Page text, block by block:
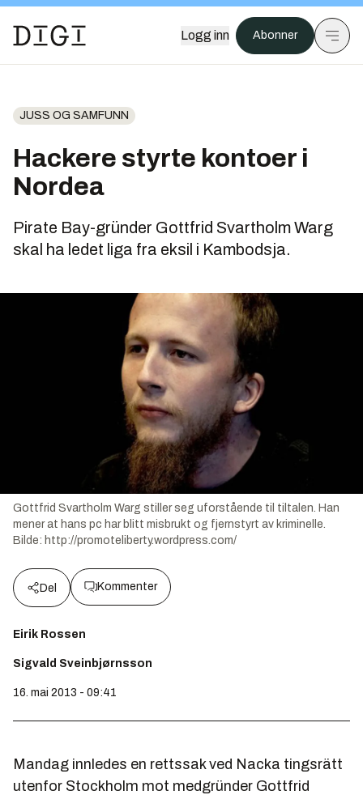
Logg inn Abonner
JUSS OG SAMFUNN
Hackere styrte kontoer i
Nordea
Pirate Bay-gründer Gottfrid Svartholm Warg
skal ha ledet liga fra eksil i Kambodsja.
Gottfrid Svartholm Warg stiller seg uforstående til tiltalen. Han
mener at hans pc har blitt misbrukt og fjernstyrt av kriminelle.
Bilde: http://promoteliberty.wordpress.com/
Del Kommenter
Eirik Rossen
Sigvald Sveinbjørnsson
16. mai 2013 - 09:41
Mandag innledes en rettssak ved Nacka tingsrätt
utenfor Stockholm mot medgründer Gottfrid